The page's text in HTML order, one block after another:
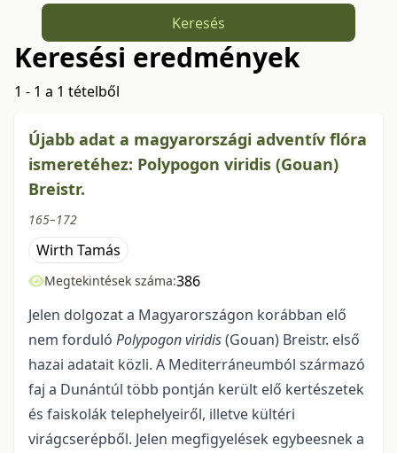
Keresés
Keresési eredmények
1 - 1 a 1 tételből
Újabb adat a magyarországi adventív flóra
ismeretéhez: Polypogon viridis (Gouan)
Breistr.
165–172
Wirth Tamás
Megtekintések száma:386
Jelen dolgozat a Magyarországon korábban elő
nem forduló Polypogon viridis(Gouan) Breistr. első
hazai adatait közli. A Mediterráneumból származó
faj a Dunántúl több pontján került elő kertészetek
és faiskolák telephelyeiről, illetve kültéri
virágcserépből. Jelen megfigyelések egybeesnek a